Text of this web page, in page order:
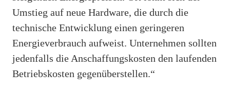
Umstieg auf neue Hardware, die durch die
technische Entwicklung einen geringeren
Energieverbrauch aufweist. Unternehmen sollten
jedenfalls die Anschaffungskosten den laufenden
Betriebskosten gegenüberstellen.“